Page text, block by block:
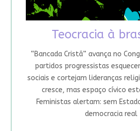
Teocracia à
“Bancada Cristã” avança no
partidos progressistas
sociais e cortejam lideranças
cresce, mas espaço cívico
Feministas alertam: sem
democracia real